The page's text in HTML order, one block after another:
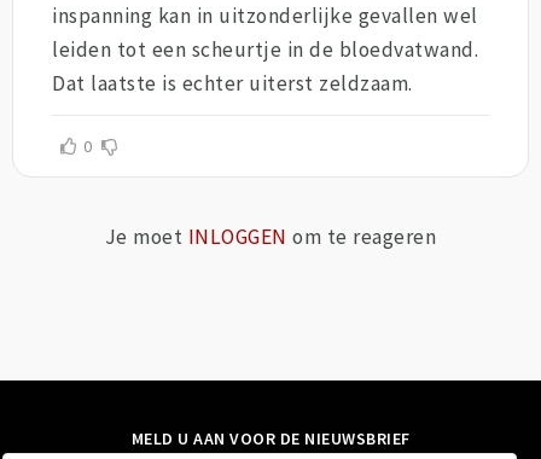
inspanning kan in uitzonderlijke gevallen wel
leiden tot een scheurtje in de bloedvatwand.
Dat laatste is echter uiterst zeldzaam.
0
Je moet INLOGGEN om te reageren
MELD U AAN VOOR DE NIEUWSBRIEF